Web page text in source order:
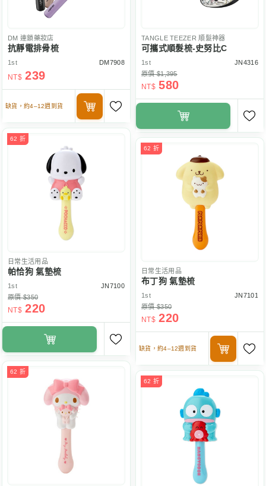
DM 連鎖藥妝店
抗靜電排骨梳
1st DM7908
NT$ 239
缺貨，約4–12週到貨
TANGLE TEEZER 順髮神器
可攜式順髮梳-史努比C
1st
JN4316
原價 $1,395
NT$ 580
62 折
日常生活用品
帕恰狗 氣墊梳
1st
JN7100
原價 $350
NT$ 220
62 折
日常生活用品
布丁狗 氣墊梳
1st
JN7101
原價 $350
NT$ 220
缺貨，約4–12週到貨
62 折
62 折